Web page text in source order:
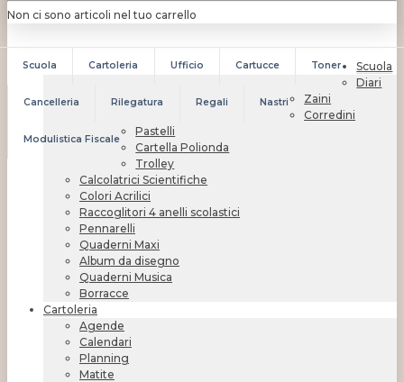
Non ci sono articoli nel tuo carrello
Scuola Cartoleria Ufficio Cartucce Toner
Cancelleria Rilegatura Regali Nastri
Modulistica Fiscale
Scuola
Diari
Zaini
Corredini
Pastelli
Cartella Polionda
Trolley
Calcolatrici Scientifiche
Colori Acrilici
Raccoglitori 4 anelli scolastici
Pennarelli
Quaderni Maxi
Album da disegno
Quaderni Musica
Borracce
Cartoleria
Agende
Calendari
Planning
Matite